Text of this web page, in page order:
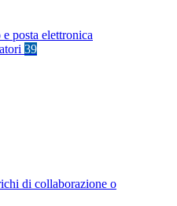
posta elettronica
39
di collaborazione o